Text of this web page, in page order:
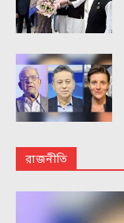
রাজনীতি